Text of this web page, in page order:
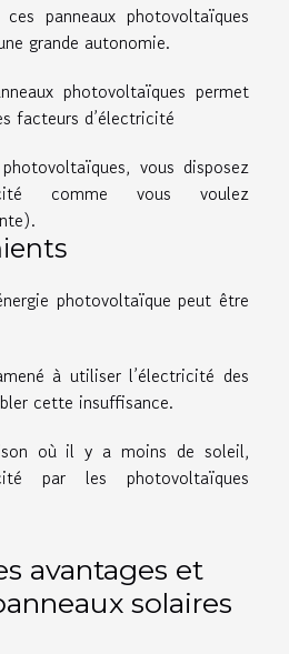
panneaux photovoltaïques
grande autonomie.
photovoltaïques permet
facteurs d’électricité
vous disposez
comme vous voulez
photovoltaïque peut être
à utiliser l’électricité des
cette insuffisance.
où il y a moins de soleil,
par les photovoltaïques
avantages et
solaires